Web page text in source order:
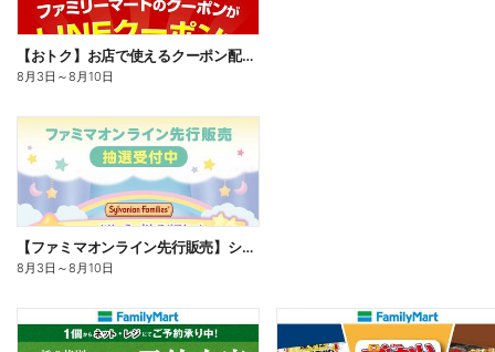
【おトク】お店で使えるクーポン配信中
8月3日 ～8月10日
【ファミマオンライン先行販売】シルバニアファミリー
8月3日 ～8月10日